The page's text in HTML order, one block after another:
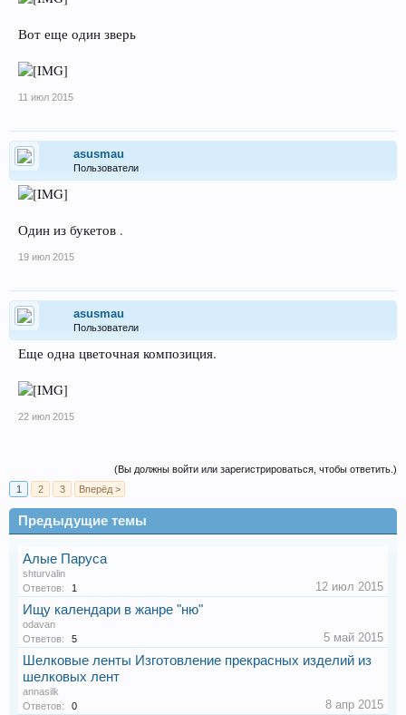
Вот еще один зверь
11 июл 2015
asusmau
Пользователи
Один из букетов .
19 июл 2015
asusmau
Пользователи
Еще одна цветочная композиция.
22 июл 2015
(Вы должны войти или зарегистрироваться, чтобы ответить.)
1
2 3 Вперёд >
Предыдущие темы
Алые Паруса
shturvalin
Ответов:
1 12 июл 2015
Ищу календари в жанре "ню"
odavan
Ответов:
5 5 май 2015
Шелковые ленты Изготовление прекрасных изделий из
шелковых лент
annasilk
Ответов:
0 8 апр 2015